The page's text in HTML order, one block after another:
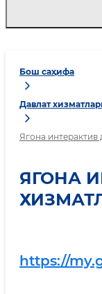
Бош саҳифа
Давлат
Ягона интерактив
ЯГОНА
https://